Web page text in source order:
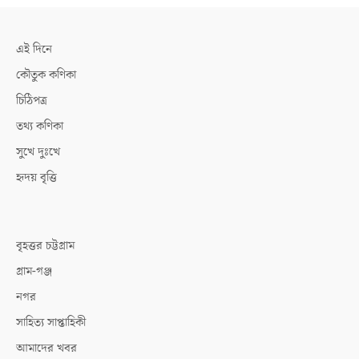
এই দিনে
কৌতুক কণিকা
চিঠিপত্র
তথ্য কণিকা
সুখে দুঃখে
হৃদয় বৃত্তি
বৃহত্তর চট্টগ্রাম
গ্রাম-গঞ্জ
নগর
সাহিত্য সাপ্তাহিকী
আমাদের খবর